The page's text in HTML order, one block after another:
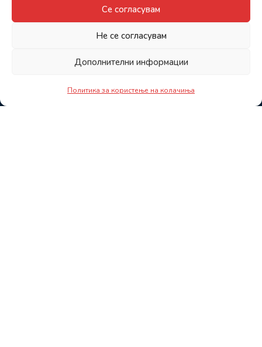
Се согласувам
Не се согласувам
Дополнителни информации
Политика за користење на колачиња